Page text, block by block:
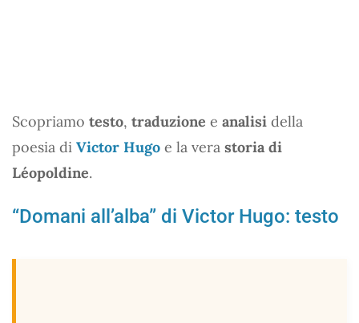
Scopriamo testo, traduzione e analisi della
poesia di Victor Hugo e la vera storia di
Léopoldine.
“Domani all’alba” di Victor Hugo: testo